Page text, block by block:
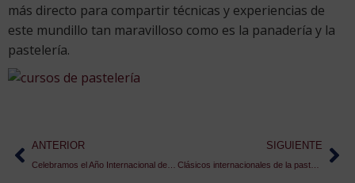
más directo para compartir técnicas y experiencias de
este mundillo tan maravilloso como es la panadería y la
pastelería.
ANTERIOR SIGUIENTE
Clásicos internacionales de la pastelería versionados | Práctica ESAH